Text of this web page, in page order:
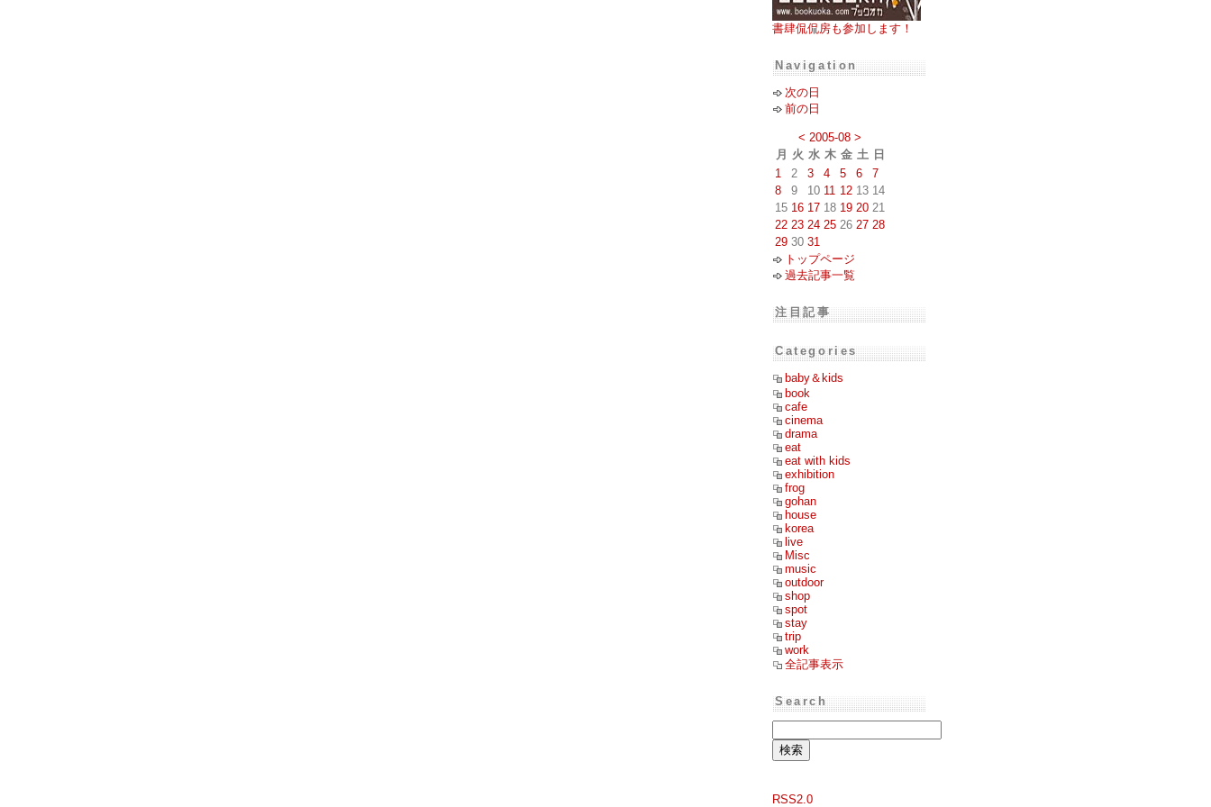
書肆侃侃房も参加します！
Navigation
次の日
前の日
< 2005-08 >
月
火 水 木 金 土 日
1
2 3 4 5 6
7
8
9 10 11 12 13 14
15 16 17 18 19 20 21
22 23 24 25 26 27 28
29 30 31
トップページ
過去記事一覧
注目記事
Categories
baby＆kids
book
cafe
cinema
drama
eat
eat with kids
exhibition
frog
gohan
house
korea
live
Misc
music
outdoor
shop
spot
stay
trip
work
全記事表示
Search
RSS2.0